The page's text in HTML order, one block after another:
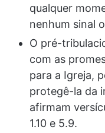
qualquer
nenhum sinal
O pré-
com as
para a Igreja,
protegê-la da
afirmam
1.10 e 5.9.